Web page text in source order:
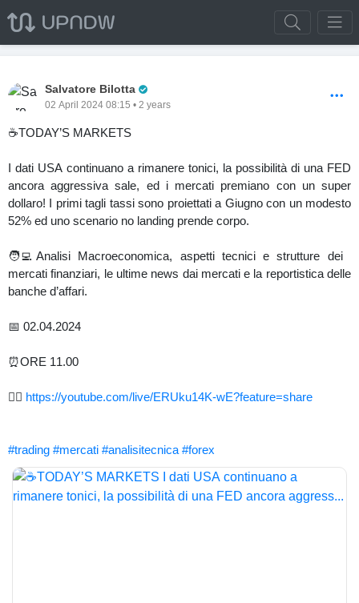
Salvatore Bilotta
02 April 2024 08:15 • 2 years
☕️TODAY’S MARKETS
I dati USA continuano a rimanere tonici, la possibilità di una FED
ancora aggressiva sale, ed i mercati premiano con un super
dollaro! I primi tagli tassi sono proiettati a Giugno con un modesto
52% ed uno scenario no landing prende corpo.
🧑‍💻Analisi Macroeconomica, aspetti tecnici e strutture dei
mercati finanziari, le ultime news dai mercati e la reportistica delle
banche d’affari.
📅 02.04.2024
⏰ORE 11.00
👉🏻 https://youtube.com/live/ERUku14K-wE?feature=share
#trading #mercati #analisitecnica #forex